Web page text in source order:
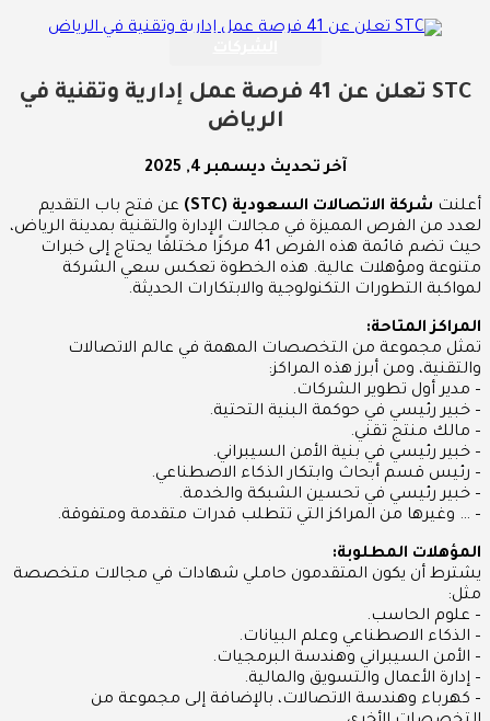
STC تعلن عن 41 فرصة عمل إدارية وتقنية في
الرياض
آخر تحديث ديسمبر 4, 2025
أعلنت شركة الاتصالات السعودية (STC)
عن فتح باب التقديم
لعدد من الفرص المميزة في مجالات الإدارة والتقنية بمدينة الرياض،
حيث تضم قائمة هذه الفرص 41 مركزًا مختلفًا يحتاج إلى خبرات
متنوعة ومؤهلات عالية. هذه الخطوة تعكس سعي الشركة
لمواكبة التطورات التكنولوجية والابتكارات الحديثة.
المراكز المتاحة:
تمثل مجموعة من التخصصات المهمة في عالم الاتصالات
والتقنية، ومن أبرز هذه المراكز:
– مدير أول تطوير الشركات.
– خبير رئيسي في حوكمة البنية التحتية.
– مالك منتج تقني.
– خبير رئيسي في بنية الأمن السيبراني.
– رئيس قسم أبحاث وابتكار الذكاء الاصطناعي.
– خبير رئيسي في تحسين الشبكة والخدمة.
– … وغيرها من المراكز التي تتطلب قدرات متقدمة ومتفوقة.
المؤهلات المطلوبة:
يشترط أن يكون المتقدمون حاملي شهادات في مجالات متخصصة
مثل:
– علوم الحاسب.
– الذكاء الاصطناعي وعلم البيانات.
– الأمن السيبراني وهندسة البرمجيات.
– إدارة الأعمال والتسويق والمالية.
– كهرباء وهندسة الاتصالات، بالإضافة إلى مجموعة من